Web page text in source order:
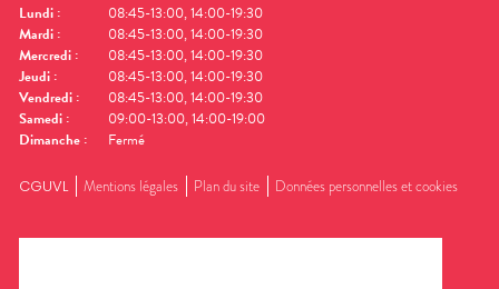
Lundi :
08:45-13:00, 14:00-19:30
Mardi :
08:45-13:00, 14:00-19:30
Mercredi :
08:45-13:00, 14:00-19:30
Jeudi :
08:45-13:00, 14:00-19:30
Vendredi :
08:45-13:00, 14:00-19:30
Samedi :
09:00-13:00, 14:00-19:00
Dimanche : Fermé
CGUVL Mentions légales Plan du site Données personnelles et cookies